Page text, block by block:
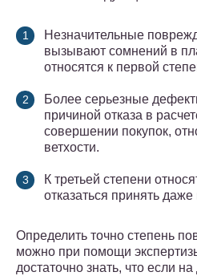
Незначительные
вызывают сомнений в
относятся к первой
Более серьезные
причиной отказа в
совершении покупок,
ветхости.
К третьей степени
отказаться принять даже
Определить точно степень
можно при помощи
достаточно знать, что если